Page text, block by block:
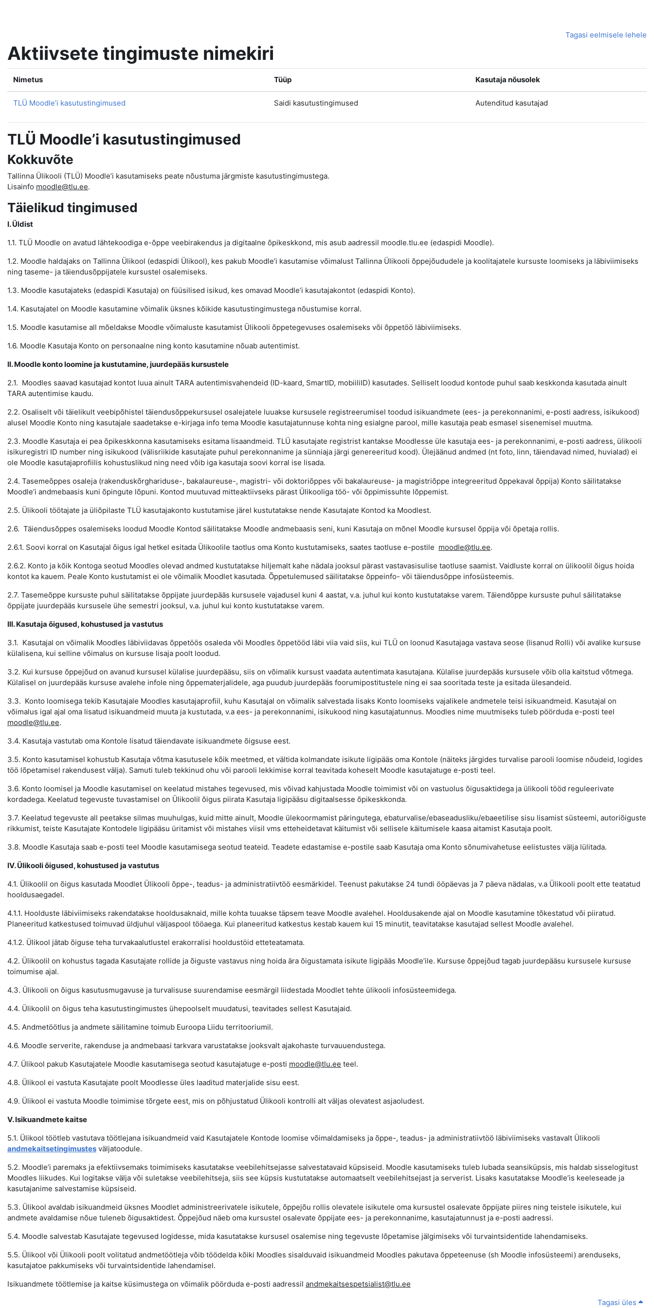
Tagasi eelmisele lehele
Aktiivsete tingimuste nimekiri
Nimetus Tüüp Kasutaja nõusolek
TLÜ Moodle’i kasutustingimused Saidi kasutustingimused Autenditud kasutajad
TLÜ Moodle’i kasutustingimused
Kokkuvõte
Tallinna Ülikooli (TLÜ) Moodle’i kasutamiseks peate nõustuma järgmiste kasutustingimustega.
Lisainfo moodle@tlu.ee.
Täielikud tingimused
I. Üldist
1.1. TLÜ Moodle on avatud lähtekoodiga e-õppe veebirakendus ja digitaalne õpikeskkond, mis asub aadressil moodle.tlu.ee (edaspidi Moodle).
1.2. Moodle haldajaks on Tallinna Ülikool (edaspidi Ülikool), kes pakub Moodle’i kasutamise võimalust Tallinna Ülikooli õppejõududele ja koolitajatele kursuste loomiseks ja läbiviimiseks
ning taseme- ja täiendusõppijatele kursustel osalemiseks.
1.3. Moodle kasutajateks (edaspidi Kasutaja) on füüsilised isikud, kes omavad Moodle’i kasutajakontot (edaspidi Konto).
1.4. Kasutajatel on Moodle kasutamine võimalik üksnes kõikide kasutustingimustega nõustumise korral.
1.5. Moodle kasutamise all mõeldakse Moodle võimaluste kasutamist Ülikooli õppetegevuses osalemiseks või õppetöö läbiviimiseks.
1.6. Moodle Kasutaja Konto on personaalne ning konto kasutamine nõuab autentimist.
II. Moodle konto loomine ja kustutamine, juurdepääs kursustele
2.1. Moodles saavad kasutajad kontot luua ainult TARA autentimisvahendeid (ID-kaard, SmartID, mobiiliID) kasutades. Selliselt loodud kontode puhul saab keskkonda kasutada ainult
TARA autentimise kaudu.
2.2. Osaliselt või täielikult veebipõhistel täiendusõppekursusel osalejatele luuakse kursusele registreerumisel toodud isikuandmete (ees- ja perekonnanimi, e-posti aadress, isikukood)
alusel Moodle Konto ning kasutajale saadetakse e-kirjaga info tema Moodle kasutajatunnuse kohta ning esialgne parool, mille kasutaja peab esmasel sisenemisel muutma.
2.3. Moodle Kasutaja ei pea õpikeskkonna kasutamiseks esitama lisaandmeid. TLÜ kasutajate registrist kantakse Moodlesse üle kasutaja ees- ja perekonnanimi, e-posti aadress, ülikooli
isikuregistri ID number ning isikukood (välisriikide kasutajate puhul perekonnanime ja sünniaja järgi genereeritud kood). Ülejäänud andmed (nt foto, linn, täiendavad nimed, huvialad) ei
ole Moodle kasutajaprofiilis kohustuslikud ning need võib iga kasutaja soovi korral ise lisada.
2.4. Tasemeõppes osaleja (rakenduskõrghariduse-, bakalaureuse-, magistri- või doktoriõppes või bakalaureuse- ja magistriõppe integreeritud õppekaval õppija) Konto säilitatakse
Moodle’i andmebaasis kuni õpingute lõpuni. Kontod muutuvad mitteaktiivseks pärast Ülikooliga töö- või õppimissuhte lõppemist.
2.5. Ülikooli töötajate ja üliõpilaste TLÜ kasutajakonto kustutamise järel kustutatakse nende Kasutajate Kontod ka Moodlest.
2.6. Täiendusõppes osalemiseks loodud Moodle Kontod säilitatakse Moodle andmebaasis seni, kuni Kasutaja on mõnel Moodle kursusel õppija või õpetaja rollis.
2.6.1. Soovi korral on Kasutajal õigus igal hetkel esitada Ülikoolile taotlus oma Konto kustutamiseks, saates taotluse e-postile moodle@tlu.ee.
2.6.2. Konto ja kõik Kontoga seotud Moodles olevad andmed kustutatakse hiljemalt kahe nädala jooksul pärast vastavasisulise taotluse saamist. Vaidluste korral on ülikoolil õigus hoida
kontot ka kauem. Peale Konto kustutamist ei ole võimalik Moodlet kasutada. Õppetulemused säilitatakse õppeinfo- või täiendusõppe infosüsteemis.
2.7. Tasemeõppe kursuste puhul säilitatakse õppijate juurdepääs kursusele vajadusel kuni 4 aastat, v.a. juhul kui konto kustutatakse varem. Täiendõppe kursuste puhul säilitatakse
õppijate juurdepääs kursusele ühe semestri jooksul, v.a. juhul kui konto kustutatakse varem.
III. Kasutaja õigused, kohustused ja vastutus
3.1. Kasutajal on võimalik Moodles läbiviidavas õppetöös osaleda või Moodles õppetööd läbi viia vaid siis, kui TLÜ on loonud Kasutajaga vastava seose (lisanud Rolli) või avalike kursuse
külalisena, kui selline võimalus on kursuse lisaja poolt loodud.
3.2. Kui kursuse õppejõud on avanud kursusel külalise juurdepääsu, siis on võimalik kursust vaadata autentimata kasutajana. Külalise juurdepääs kursusele võib olla kaitstud võtmega.
Külalisel on juurdepääs kursuse avalehe infole ning õppematerjalidele, aga puudub juurdepääs foorumipostitustele ning ei saa sooritada teste ja esitada ülesandeid.
3.3. Konto loomisega tekib Kasutajale Moodles kasutajaprofiil, kuhu Kasutajal on võimalik salvestada lisaks Konto loomiseks vajalikele andmetele teisi isikuandmeid. Kasutajal on
võimalus igal ajal oma lisatud isikuandmeid muuta ja kustutada, v.a ees- ja perekonnanimi, isikukood ning kasutajatunnus. Moodles nime muutmiseks tuleb pöörduda e-posti teel
moodle@tlu.ee.
3.4. Kasutaja vastutab oma Kontole lisatud täiendavate isikuandmete õigsuse eest.
3.5. Konto kasutamisel kohustub Kasutaja võtma kasutusele kõik meetmed, et vältida kolmandate isikute ligipääs oma Kontole (näiteks järgides turvalise parooli loomise nõudeid, logides
töö lõpetamisel rakendusest välja). Samuti tuleb tekkinud ohu või parooli lekkimise korral teavitada koheselt Moodle kasutajatuge e-posti teel.
3.6. Konto loomisel ja Moodle kasutamisel on keelatud mistahes tegevused, mis võivad kahjustada Moodle toimimist või on vastuolus õigusaktidega ja ülikooli tööd reguleerivate
kordadega. Keelatud tegevuste tuvastamisel on Ülikoolil õigus piirata Kasutaja ligipääsu digitaalsesse õpikeskkonda.
3.7. Keelatud tegevuste all peetakse silmas muuhulgas, kuid mitte ainult, Moodle ülekoormamist päringutega, ebaturvalise/ebaseadusliku/ebaeetilise sisu lisamist süsteemi, autoriõiguste
rikkumist, teiste Kasutajate Kontodele ligipääsu üritamist või mistahes viisil vms etteheidetavat käitumist või sellisele käitumisele kaasa aitamist Kasutaja poolt.
3.8. Moodle Kasutaja saab e-posti teel Moodle kasutamisega seotud teateid. Teadete edastamise e-postile saab Kasutaja oma Konto sõnumivahetuse eelistustes välja lülitada.
IV. Ülikooli õigused, kohustused ja vastutus
4.1. Ülikoolil on õigus kasutada Moodlet Ülikooli õppe-, teadus- ja administratiivtöö eesmärkidel. Teenust pakutakse 24 tundi ööpäevas ja 7 päeva nädalas, v.a Ülikooli poolt ette teatatud
hooldusaegadel.
4.1.1. Hoolduste läbiviimiseks rakendatakse hooldusaknaid, mille kohta tuuakse täpsem teave Moodle avalehel. Hooldusakende ajal on Moodle kasutamine tõkestatud või piiratud.
Planeeritud katkestused toimuvad üldjuhul väljaspool tööaega. Kui planeeritud katkestus kestab kauem kui 15 minutit, teavitatakse kasutajad sellest Moodle avalehel.
4.1.2. Ülikool jätab õiguse teha turvakaalutlustel erakorralisi hooldustöid etteteatamata.
4.2. Ülikoolil on kohustus tagada Kasutajate rollide ja õiguste vastavus ning hoida ära õigustamata isikute ligipääs Moodle’ile. Kursuse õppejõud tagab juurdepääsu kursusele kursuse
toimumise ajal.
4.3. Ülikooli on õigus kasutusmugavuse ja turvalisuse suurendamise eesmärgil liidestada Moodlet tehte ülikooli infosüsteemidega.
4.4. Ülikoolil on õigus teha kasutustingimustes ühepoolselt muudatusi, teavitades sellest Kasutajaid.
4.5. Andmetöötlus ja andmete säilitamine toimub Euroopa Liidu territooriumil.
4.6. Moodle serverite, rakenduse ja andmebaasi tarkvara varustatakse jooksvalt ajakohaste turvauuendustega.
4.7. Ülikool pakub Kasutajatele Moodle kasutamisega seotud kasutajatuge e-posti moodle@tlu.ee teel.
4.8. Ülikool ei vastuta Kasutajate poolt Moodlesse üles laaditud materjalide sisu eest.
4.9. Ülikool ei vastuta Moodle toimimise tõrgete eest, mis on põhjustatud Ülikooli kontrolli alt väljas olevatest asjaoludest.
V. Isikuandmete kaitse
5.1. Ülikool töötleb vastutava töötlejana isikuandmeid vaid Kasutajatele Kontode loomise võimaldamiseks ja õppe-, teadus- ja administratiivtöö läbiviimiseks vastavalt Ülikooli
andmekaitsetingimustes väljatoodule.
5.2. Moodle’i paremaks ja efektiivsemaks toimimiseks kasutatakse veebilehitsejasse salvestatavaid küpsiseid. Moodle kasutamiseks tuleb lubada seansiküpsis, mis haldab sisselogitust
Moodles liikudes. Kui logitakse välja või suletakse veebilehitseja, siis see küpsis kustutatakse automaatselt veebilehitsejast ja serverist. Lisaks kasutatakse Moodle’is keeleseade ja
kasutajanime salvestamise küpsiseid.
5.3. Ülikool avaldab isikuandmeid üksnes Moodlet administreerivatele isikutele, õppejõu rollis olevatele isikutele oma kursustel osalevate õppijate piires ning teistele isikutele, kui
andmete avaldamise nõue tuleneb õigusaktidest. Õppejõud näeb oma kursustel osalevate õppijate ees- ja perekonnanime, kasutajatunnust ja e-posti aadressi.
5.4. Moodle salvestab Kasutajate tegevused logidesse, mida kasutatakse kursusel osalemise ning tegevuste lõpetamise jälgimiseks või turvaintsidentide lahendamiseks.
5.5. Ülikool või Ülikooli poolt volitatud andmetöötleja võib töödelda kõiki Moodles sisalduvaid isikuandmeid Moodles pakutava õppeteenuse (sh Moodle infosüsteemi) arenduseks,
kasutajatoe pakkumiseks või turvaintsidentide lahendamisel.
Isikuandmete töötlemise ja kaitse küsimustega on võimalik pöörduda e-posti aadressil andmekaitsespetsialist@tlu.ee
Tagasi üles